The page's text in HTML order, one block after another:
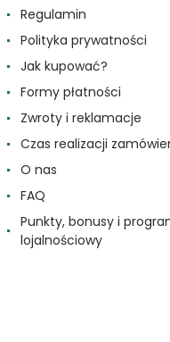
Regulamin
Polityka prywatności
Jak kupować?
Formy płatności
Zwroty i reklamacje
Czas realizacji
O nas
FAQ
Punkty, bonusy i
lojalnościowy